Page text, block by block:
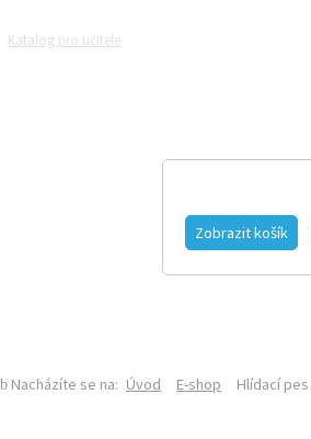
Katalog pro učitele
Zobrazit košík
Nacházíte se na: Úvod E-shop Hlídací pes